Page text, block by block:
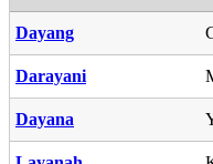
Dayang
Darayani
Dayana